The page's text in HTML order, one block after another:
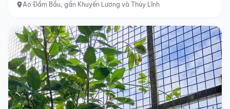
Ao Đầm Bầu, gần Khuyến Lương và Thúy Lĩnh